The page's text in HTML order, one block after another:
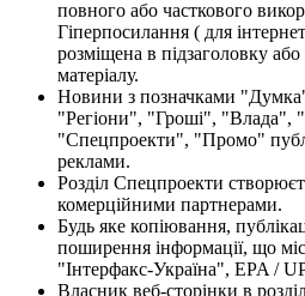
повного або часткового
Гіперпосилання ( для
розміщена в підзаголовку
матеріалу.
Новини з позначками
"Регіони", "Гроші", "Влада",
"Спецпроекти", "Промо"
реклами.
Розділ Спецпроекти
комерційними партнерами.
Будь яке копіювання,
поширення інформації, що
"Інтерфакс-Україна", EPA /
Власник веб-сторінки в